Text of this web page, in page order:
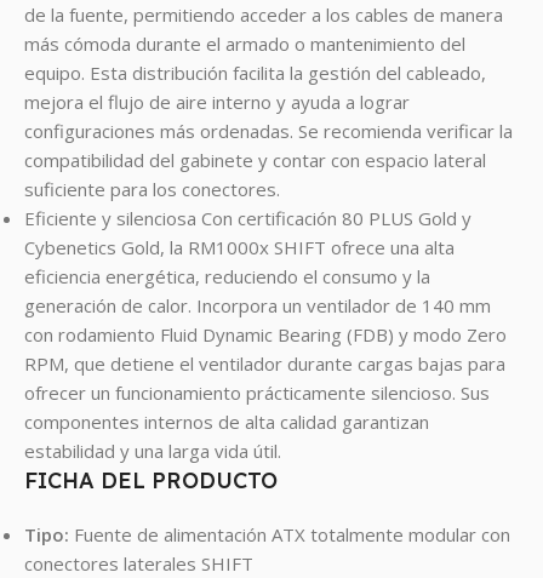
de la fuente, permitiendo acceder a los cables de manera
más cómoda durante el armado o mantenimiento del
equipo. Esta distribución facilita la gestión del cableado,
mejora el flujo de aire interno y ayuda a lograr
configuraciones más ordenadas. Se recomienda verificar la
compatibilidad del gabinete y contar con espacio lateral
suficiente para los conectores.
Eficiente y silenciosa Con certificación 80 PLUS Gold y
Cybenetics Gold, la RM1000x SHIFT ofrece una alta
eficiencia energética, reduciendo el consumo y la
generación de calor. Incorpora un ventilador de 140 mm
con rodamiento Fluid Dynamic Bearing (FDB) y modo Zero
RPM, que detiene el ventilador durante cargas bajas para
ofrecer un funcionamiento prácticamente silencioso. Sus
componentes internos de alta calidad garantizan
estabilidad y una larga vida útil.
FICHA DEL PRODUCTO
Tipo: Fuente de alimentación ATX totalmente modular con
conectores laterales SHIFT